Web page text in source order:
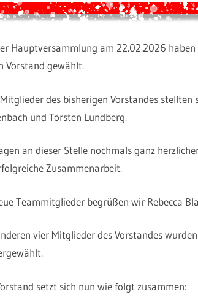
Hauptversammlung am 22.02.2026
Vorstand gewählt.
des bisherigen Vorstandes stellten
und Torsten Lundberg.
an dieser Stelle nochmals ganz
Zusammenarbeit.
Teammitglieder begrüßen wir Rebecca
vier Mitglieder des Vorstandes
setzt sich nun wie folgt zusammen: